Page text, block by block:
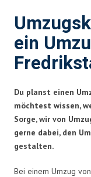
ein
Du planst einen
möchtest wissen,
Sorge, wir von
gerne dabei, den
gestalten.
Bei einem Umzug